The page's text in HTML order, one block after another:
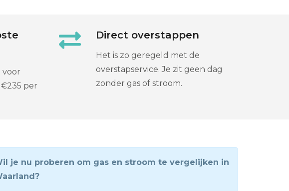
voor
per
Direct overstappen
Het is zo geregeld met de
overstapservice. Je zit geen dag
zonder gas of stroom.
je nu proberen om gas en stroom te vergelijken in